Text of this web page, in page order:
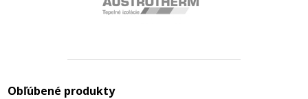
Obľúbené produkty